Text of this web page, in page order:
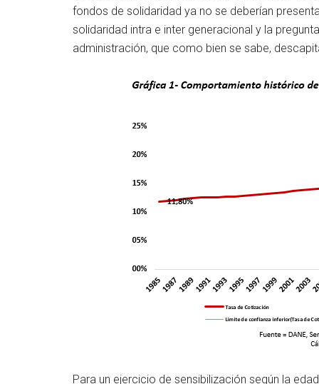
fondos de solidaridad ya no se deberían
solidaridad intra e inter generacional y la
administración, que como bien se sabe,
Para un ejercicio de sensibilización según la